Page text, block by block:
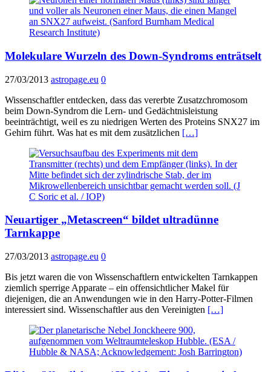
Molekulare Wurzeln des Down-Syndroms enträtselt
27/03/2013 astropage.eu 0
Wissenschaftler entdecken, dass das vererbte Zusatzchromosom
beim Down-Syndrom die Lern- und Gedächtnisleistung
beeinträchtigt, weil es zu niedrigen Werten des Proteins SNX27 im
Gehirn führt. Was hat es mit dem zusätzlichen […]
Neuartiger „Metascreen“ bildet ultradünne
Tarnkappe
27/03/2013 astropage.eu 0
Bis jetzt waren die von Wissenschaftlern entwickelten Tarnkappen
ziemlich sperrige Apparate – ein offensichtlicher Makel für
diejenigen, die an Anwendungen wie in den Harry-Potter-Filmen
interessiert sind. Wissenschaftler aus den Vereinigten […]